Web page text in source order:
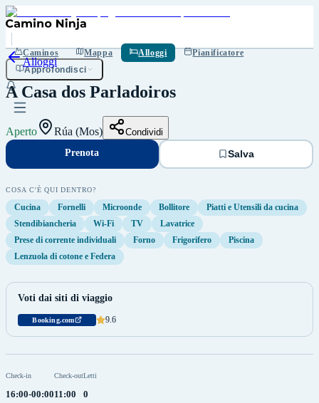
Caminos Mappa Alloggi
Pianificatore
Approfondisci
Alloggi
A Casa dos Parladoiros
Aperto Rúa (Mos) Condividi
Prenota
Prenota Salva
COSA C'È QUI DENTRO?
Cucina Fornelli Microonde Bollitore
Piatti e Utensili da cucina
Stendibiancheria
Wi-Fi TV
Lavatrice
Prese di corrente individuali
Forno Frigorifero
Piscina
Lenzuola di cotone e Federa
Voti dai siti di viaggio
Booking.com 9.6
Check-in
16:00-00:00
Check-out
11:00
Letti
0